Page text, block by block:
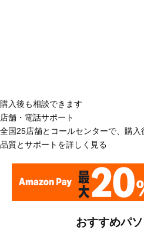
購入後も相談できます
店舗・電話サポート
全国25店舗とコールセンターで、購
品質とサポートを詳しく見る
おすすめパ